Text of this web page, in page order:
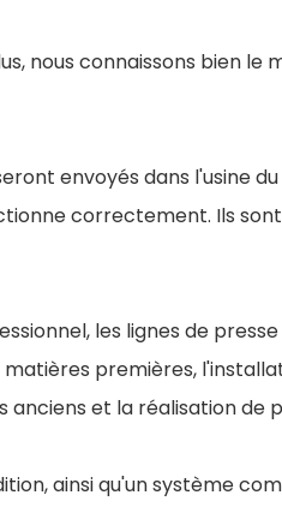
nous connaissons bien le
envoyés dans l'usine
correctement. Ils
les lignes de
premières,
et la réalisation de
ainsi qu'un système